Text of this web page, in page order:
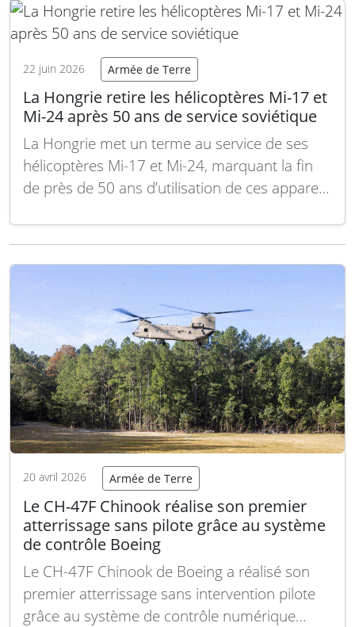
durée initiale de trois ans, cet…Lire la suite
22 juin 2026 Armée de Terre
La Hongrie retire les hélicoptères Mi-17 et
Mi-24 après 50 ans de service soviétique
La Hongrie met un terme au service de ses
hélicoptères Mi-17 et Mi-24, marquant la fin
de près de 50 ans d’utilisation de ces appareils
depuis la fin de la Guerre froide. Les derniers
20 avril 2026 Armée de Terre
Le CH-47F Chinook réalise son premier
atterrissage sans pilote grâce au système
de contrôle Boeing
Le CH-47F Chinook de Boeing a réalisé son
premier atterrissage sans intervention pilote
grâce au système de contrôle numérique